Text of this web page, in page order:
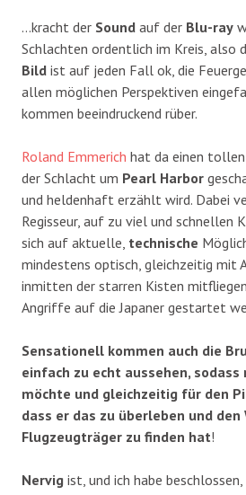
…kracht der Sound auf der Blu-ray
Schlachten ordentlich im Kreis, also
Bild ist auf jeden Fall ok, die
allen möglichen Perspektiven
kommen beeindruckend rüber.
Roland Emmerich hat da einen tollen
der Schlacht um Pearl Harbor
und heldenhaft erzählt wird. Dabei
Regisseur, auf zu viel und schnellen
sich auf aktuelle, technische
mindestens optisch, gleichzeitig mit
inmitten der starren Kisten
Angriffe auf die Japaner gestartet
Sensationell kommen auch die
einfach zu echt aussehen, sodass
möchte und gleichzeitig für den
dass er das zu überleben und den
Flugzeugträger zu finden hat!
Nervig ist, und ich habe